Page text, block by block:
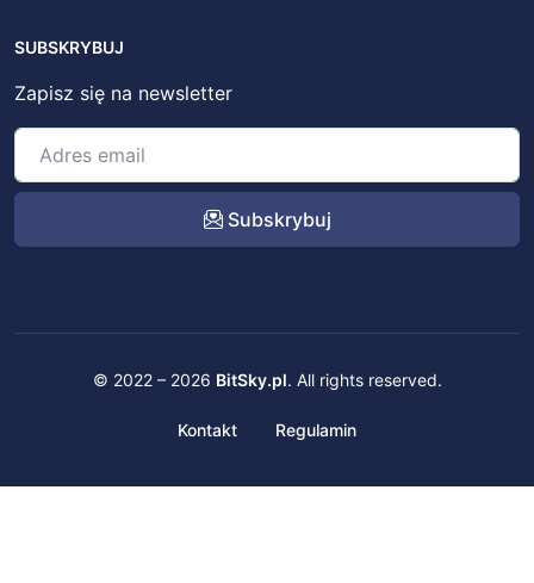
SUBSKRYBUJ
Zapisz się na newsletter
Subskrybuj
© 2022 – 2026 BitSky.pl. All rights reserved.
Kontakt Regulamin